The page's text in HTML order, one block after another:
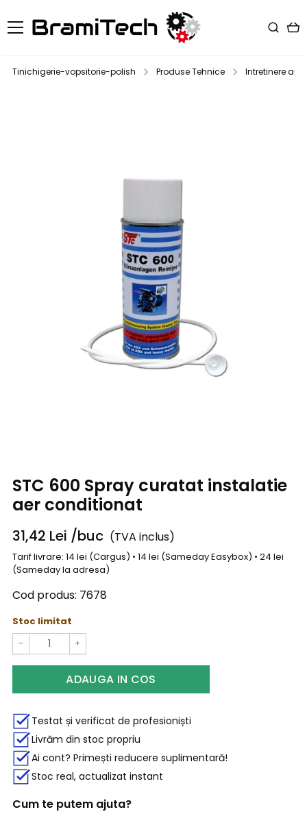
Tinichigerie-vopsitorie-polish Produse Tehnice Intretinere auto
STC 600 Spray curatat instalatie
aer conditionat
31,42 Lei /buc (TVA inclus)
Tarif livrare: 14 lei (Cargus) • 14 lei (Sameday Easybox) • 24 lei
(Sameday la adresa)
Cod produs: 7678
Stoc limitat
− +
ADAUGA IN COS
Testat și verificat de profesioniști
Livrăm din stoc propriu
Ai cont? Primești reducere suplimentară!
Stoc real, actualizat instant
Cum te putem ajuta?